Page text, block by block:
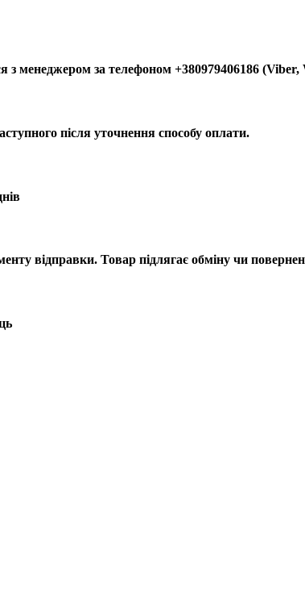
менеджером за телефоном +380979406186
після уточнення способу оплати.
відправки. Товар підлягає обміну чи